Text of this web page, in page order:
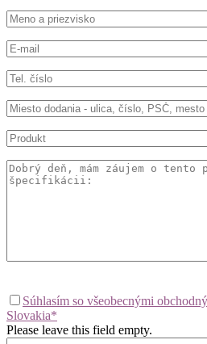
Súhlasím so všeobecnými
Slovakia*
Please leave this field empty.